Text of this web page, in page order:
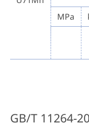
MPa
GB/T 11264-